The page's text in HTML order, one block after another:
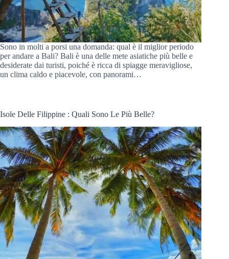
Sono in molti a porsi una domanda: qual è il miglior periodo
per andare a Bali? Bali è una delle mete asiatiche più belle e
desiderate dai turisti, poiché è ricca di spiagge meravigliose,
un clima caldo e piacevole, con panorami…
Isole Delle Filippine : Quali Sono Le Più Belle?